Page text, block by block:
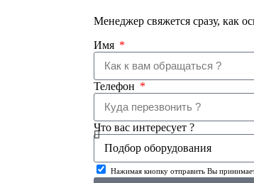
Менеджер свяжется сразу, как
Имя
Телефон
Что вас интересует ?
Нажимая кнопку отправить Вы